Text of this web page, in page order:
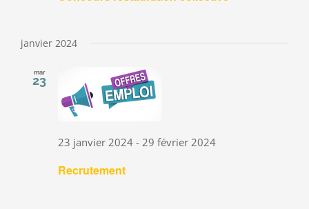
janvier 2024
mar
23
Recrutement
23 janvier 2024-29 février 2024